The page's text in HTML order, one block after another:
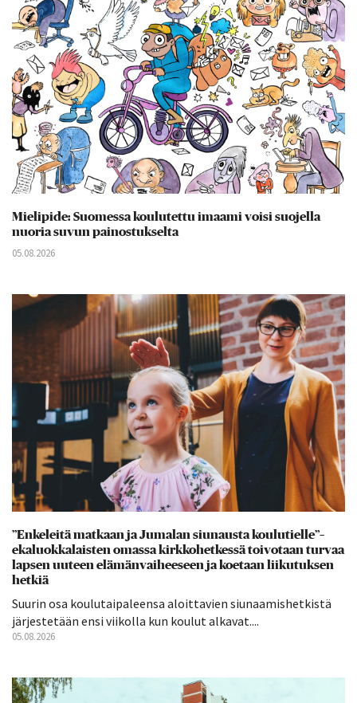
Mielipide: Suomessa koulutettu imaami voisi suojella
nuoria suvun painostukselta
05.08.2026
”Enkeleitä matkaan ja Jumalan siunausta koulutielle”–
ekaluokkalaisten omassa kirkkohetkessä toivotaan turvaa
lapsen uuteen elämänvaiheeseen ja koetaan liikutuksen
hetkiä
Suurin osa koulutaipaleensa aloittavien siunaamishetkistä
järjestetään ensi viikolla kun koulut alkavat....
05.08.2026